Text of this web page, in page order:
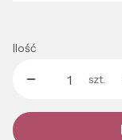
Ilość
szt.